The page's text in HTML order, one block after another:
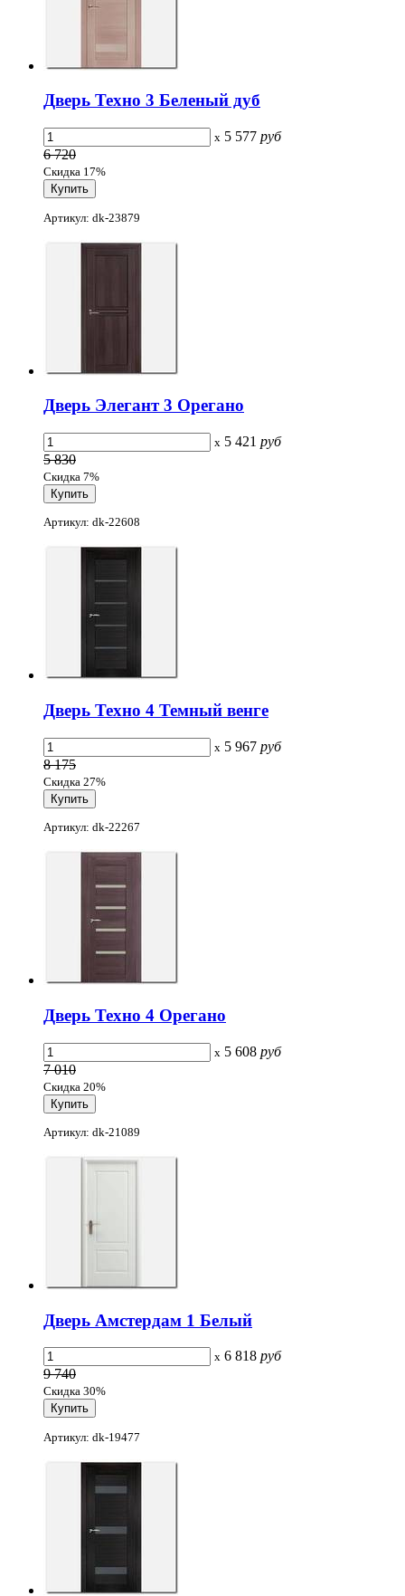
Дверь Техно 3 Беленый дуб
x 5 577 руб
6 720
Скидка 17%
Артикул: dk-23879
Дверь Элегант 3 Орегано
x 5 421 руб
5 830
Скидка 7%
Артикул: dk-22608
Дверь Техно 4 Темный венге
x 5 967 руб
8 175
Скидка 27%
Артикул: dk-22267
Дверь Техно 4 Орегано
x 5 608 руб
7 010
Скидка 20%
Артикул: dk-21089
Дверь Амстердам 1 Белый
x 6 818 руб
9 740
Скидка 30%
Артикул: dk-19477